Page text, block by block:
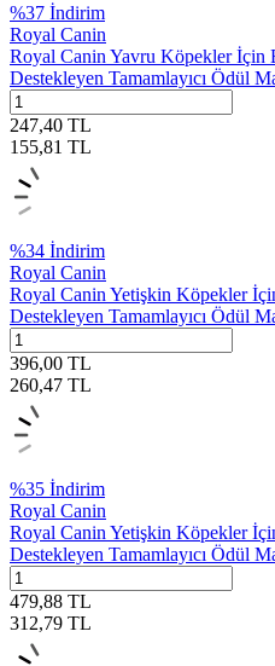
%37 İndirim
Royal Canin
Royal Canin Yavru Köpekler İçin
Destekleyen Tamamlayıcı Ödül
247,40 TL
155,81 TL
%34 İndirim
Royal Canin
Royal Canin Yetişkin Köpekler
Destekleyen Tamamlayıcı Ödül
396,00 TL
260,47 TL
%35 İndirim
Royal Canin
Royal Canin Yetişkin Köpekler
Destekleyen Tamamlayıcı Ödül
479,88 TL
312,79 TL